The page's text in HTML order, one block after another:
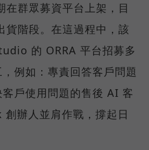
在群眾募資平台上架，目
貨階段。在這過程中，該
的 ORRA 平台招募多
例如：專責回答客戶問題
戶使用問題的售後 AI 客
辦人並肩作戰，撐起日